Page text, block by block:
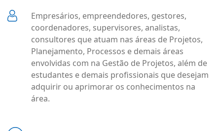
Empresários, empreendedores, gestores,
coordenadores, supervisores, analistas,
consultores que atuam nas áreas de Projetos,
Planejamento, Processos e demais áreas
envolvidas com na Gestão de Projetos, além de
estudantes e demais profissionais que desejam
adquirir ou aprimorar os conhecimentos na
área.